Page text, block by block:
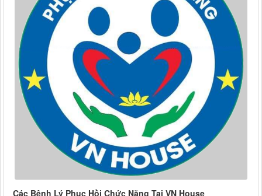
Các Bệnh Lý Phục Hồi Chức Năng Tại VN House